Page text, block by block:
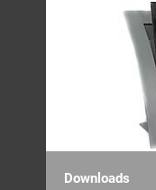
Downloads